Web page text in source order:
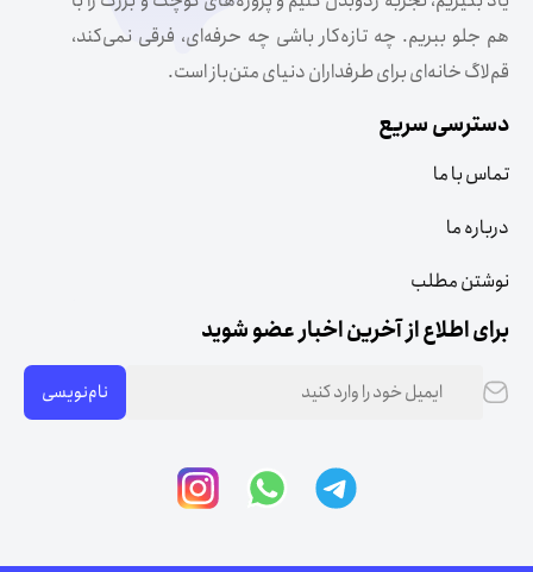
هم جلو ببریم. چه تازه‌کار باشی چه حرفه‌ای، فرقی نمی‌کند،
قم‌لاگ خانه‌ای برای طرفداران دنیای متن‌باز است.
دسترسی سریع
تماس با ما
درباره ما
نوشتن مطلب
برای اطلاع از آخرین اخبار عضو شوید
نام‌نویسی